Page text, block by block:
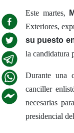
Este martes,
Exteriores,
su puesto
la candidatura
Durante una
canciller
necesarias
presidencial